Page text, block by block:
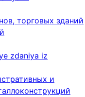
торговых зданий
и